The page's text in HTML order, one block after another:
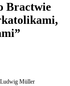
Bractwie
Müller